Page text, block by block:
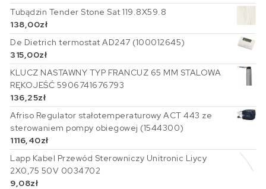
Tubądzin Tender Stone Sat 119.8X59.8
138,00zł
De Dietrich termostat AD247 (100012645)
315,00zł
KLUCZ NASTAWNY TYP FRANCUZ 65 MM STALOWA
RĘKOJEŚĆ 5906741676793
136,25zł
Afriso Regulator stałotemperaturowy ACT 443 ze
sterowaniem pompy obiegowej (1544300)
1116,40zł
Lapp Kabel Przewód Sterowniczy Unitronic Liycy
2X0,75 50V 0034702
9,08zł